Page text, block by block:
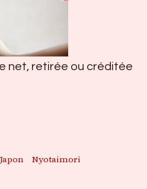
net, retirée ou créditée
Japon Nyotaimori